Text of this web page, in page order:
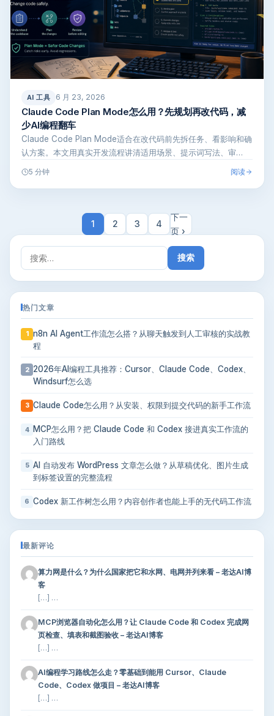
AI 工具 6 月 23, 2026
Claude Code Plan Mode怎么用？先规划再改代码，减
少AI编程翻车
Claude Code Plan Mode适合在改代码前先拆任务、看影响和确
认方案。本文用真实开发流程讲清适用场景、提示词写法、审…
5 分钟 阅读
1 2 3 4
下一
页 ›
搜
索：
热门文章
1 n8n AI Agent工作流怎么搭？从聊天触发到人工审核的实战教
程
2 2026年AI编程工具推荐：Cursor、Claude Code、Codex、
Windsurf怎么选
3 Claude Code怎么用？从安装、权限到提交代码的新手工作流
4
MCP怎么用？把 Claude Code 和 Codex 接进真实工作流的
入门路线
5 AI 自动发布 WordPress 文章怎么做？从草稿优化、图片生成
到标签设置的完整流程
6 Codex 新工作树怎么用？内容创作者也能上手的无代码工作流
最新评论
算力网是什么？为什么国家把它和水网、电网并列来看 – 老达AI博
客
[…] …
MCP浏览器自动化怎么用？让 Claude Code 和 Codex 完成网
页检查、填表和截图验收 – 老达AI博客
[…] …
AI编程学习路线怎么走？零基础到能用 Cursor、Claude
Code、Codex 做项目 – 老达AI博客
[…] …